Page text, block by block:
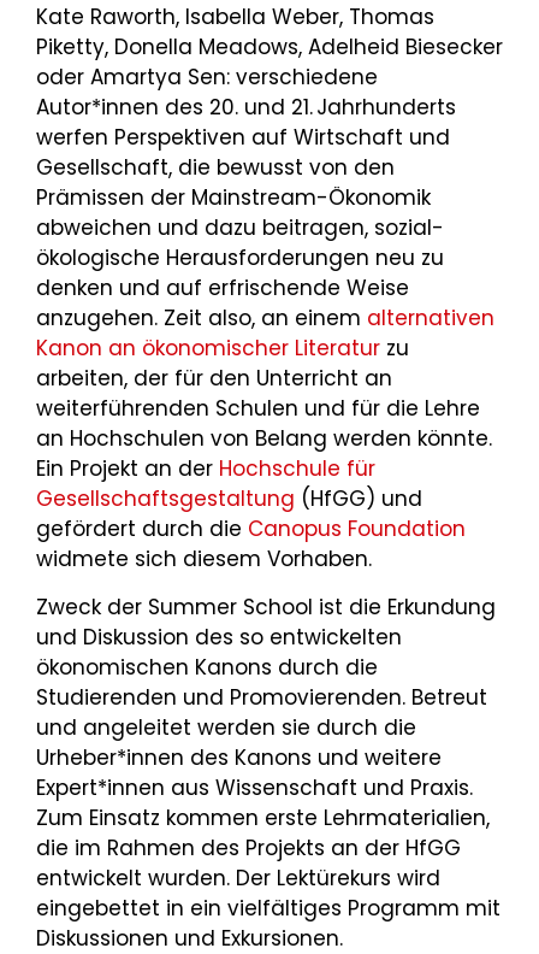
Kate Raworth, Isabella Weber, Thomas
Piketty, Donella Meadows, Adelheid Biesecker
oder Amartya Sen: verschiedene
Autor*innen des 20. und 21. Jahrhunderts
werfen Perspektiven auf Wirtschaft und
Gesellschaft, die bewusst von den
Prämissen der Mainstream-Ökonomik
abweichen und dazu beitragen, sozial-
ökologische Herausforderungen neu zu
denken und auf erfrischende Weise
anzugehen. Zeit also, an einem alternativen
Kanon an ökonomischer Literatur zu
arbeiten, der für den Unterricht an
weiterführenden Schulen und für die Lehre
an Hochschulen von Belang werden könnte.
Ein Projekt an der Hochschule für
Gesellschaftsgestaltung (HfGG) und
gefördert durch die Canopus Foundation
widmete sich diesem Vorhaben.
Zweck der Summer School ist die Erkundung
und Diskussion des so entwickelten
ökonomischen Kanons durch die
Studierenden und Promovierenden. Betreut
und angeleitet werden sie durch die
Urheber*innen des Kanons und weitere
Expert*innen aus Wissenschaft und Praxis.
Zum Einsatz kommen erste Lehrmaterialien,
die im Rahmen des Projekts an der HfGG
entwickelt wurden. Der Lektürekurs wird
eingebettet in ein vielfältiges Programm mit
Diskussionen und Exkursionen.